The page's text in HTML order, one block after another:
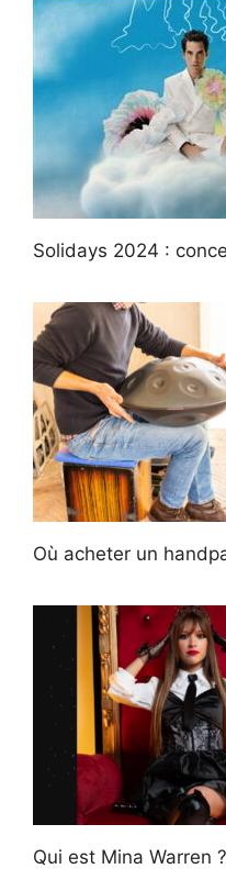
Solidays 2024 :
Où acheter un
Qui est Mina Warren ?